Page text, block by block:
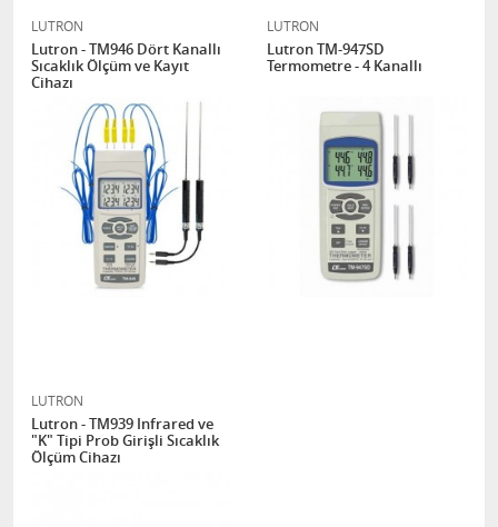
LUTRON
Lutron - TM946 Dört Kanallı
Sıcaklık Ölçüm ve Kayıt
Cihazı
LUTRON
Lutron TM-947SD
Termometre - 4 Kanallı
LUTRON
Lutron - TM939 Infrared ve
"K" Tipi Prob Girişli Sıcaklık
Ölçüm Cihazı